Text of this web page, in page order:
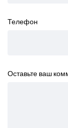
Телефон
Оставьте ваш